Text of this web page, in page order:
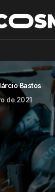
Bastos
de 2021